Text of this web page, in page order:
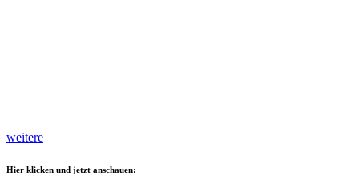
weitere
Hier klicken und jetzt anschauen: